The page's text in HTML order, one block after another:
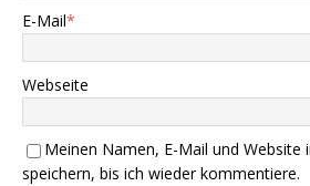
E-Mail*
Webseite
Meinen Namen, E-Mail und Website
speichern, bis ich wieder kommentiere.